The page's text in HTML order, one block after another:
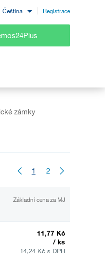
Čeština Registrace
zámky
1 2
Základní cena za MJ
11,77 Kč
/ ks
14,24 Kč s DPH